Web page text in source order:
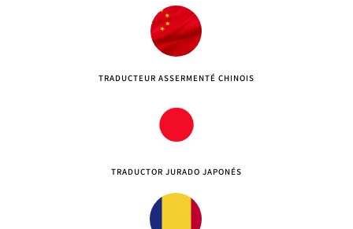
TRADUCTEUR ASSERMENTÉ CHINOIS
TRADUCTOR JURADO JAPONÉS